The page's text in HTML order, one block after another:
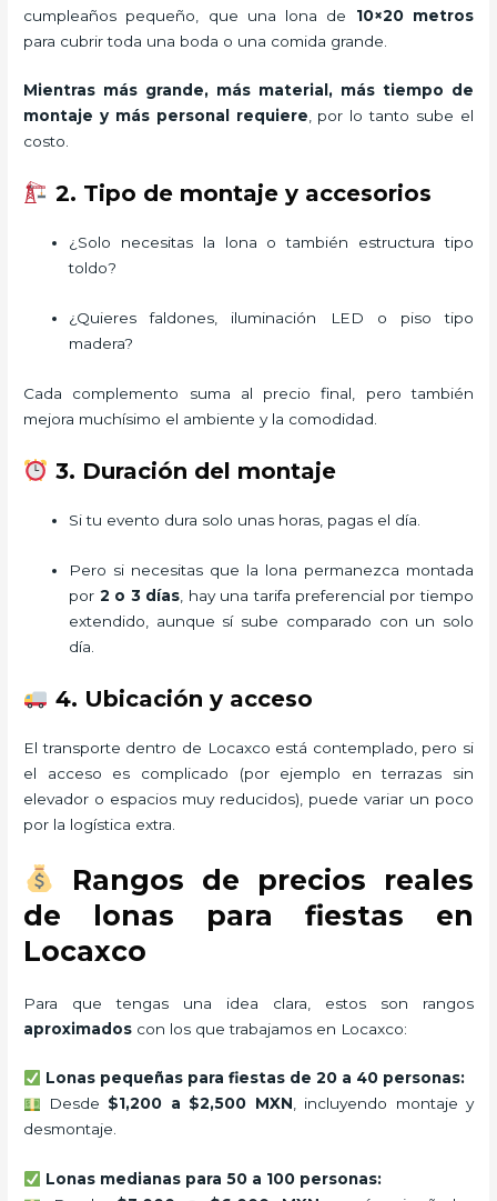
cumpleaños pequeño, que una lona de 10×20 metros
para cubrir toda una boda o una comida grande.
Mientras más grande, más material, más tiempo de
montaje y más personal requiere, por lo tanto sube el
costo.
2. Tipo de montaje y accesorios
¿Solo necesitas la lona o también estructura tipo
toldo?
¿Quieres faldones, iluminación LED o piso tipo
madera?
Cada complemento suma al precio final, pero también
mejora muchísimo el ambiente y la comodidad.
3. Duración del montaje
Si tu evento dura solo unas horas, pagas el día.
Pero si necesitas que la lona permanezca montada
por 2 o 3 días , hay una tarifa preferencial por tiempo
extendido, aunque sí sube comparado con un solo
día.
4. Ubicación y acceso
El transporte dentro de Locaxco está contemplado, pero si
el acceso es complicado (por ejemplo en terrazas sin
elevador o espacios muy reducidos), puede variar un poco
por la logística extra.
Rangos de precios reales
de lonas para fiestas en
Locaxco
Para que tengas una idea clara, estos son rangos
aproximados con los que trabajamos en Locaxco:
Lonas pequeñas para fiestas de 20 a 40 personas:
Desde $1,200 a $2,500 MXN, incluyendo montaje y
desmontaje.
Lonas medianas para 50 a 100 personas: